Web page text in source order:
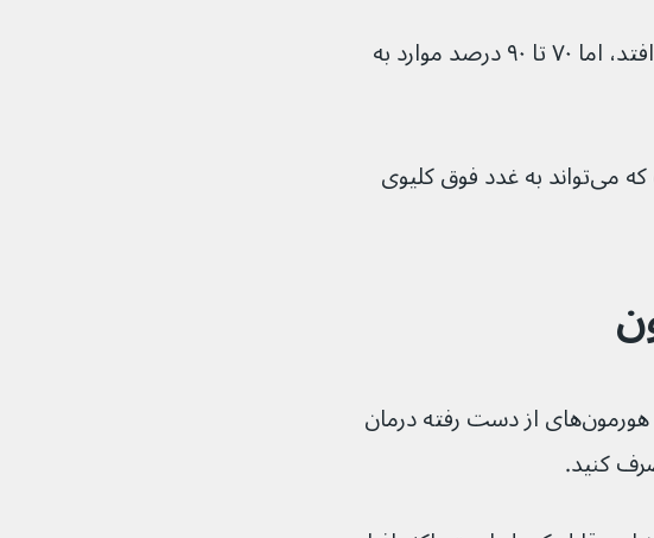
مشخص نیست که چرا این اتفاق می‌افتد، اما ۷۰ تا ۹۰ درصد موارد به
سایر علل بالقوه شامل شرایطی است که می‌تواند به غدد فوق کلیوی
بیماری آدیسون با دارو برای جایگزینی هورمون‌های از دست رفته درمان